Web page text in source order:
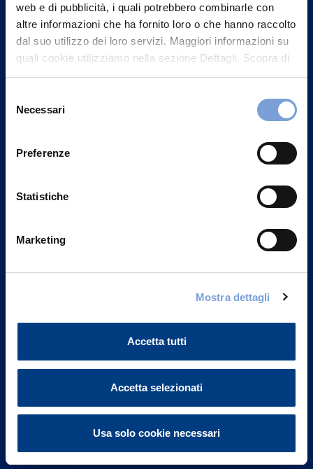
web e di pubblicità, i quali potrebbero combinarle con
altre informazioni che ha fornito loro o che hanno raccolto
dal suo utilizzo dei loro servizi. Maggiori informazioni su
quali cookie utilizziamo nella sezione Dettagli. Scopra di
più su chi siamo, come può contattarci e come trattiamo i
può trovare nel footer del sito nella sezione "Informativa
delNecessari
Preferenze
Statistiche
Marketing
Mostra dettagli
Accetta tutti
Accetta selezionati
Usa solo cookie necessari
20149 Milano
Governance
Investor Relations
Performances